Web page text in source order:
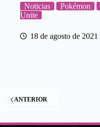
Noticias
Pokémon
Unite
18 de agosto de 2021
ANTERIOR